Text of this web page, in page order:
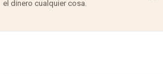
el dinero cualquier cosa.